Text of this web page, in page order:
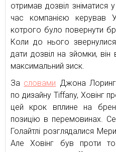
отримав дозвіл зніматися
час компанією керував
котрого було повернути
Коли до нього
дати дозвіл на зйомки,
максимальний зиск.
За словами Джона
по дизайну Tiffany, Ховінг
цей крок вплине на
позицію в перемовинах.
Голайтлі розглядалися
Але Ховінг був проти